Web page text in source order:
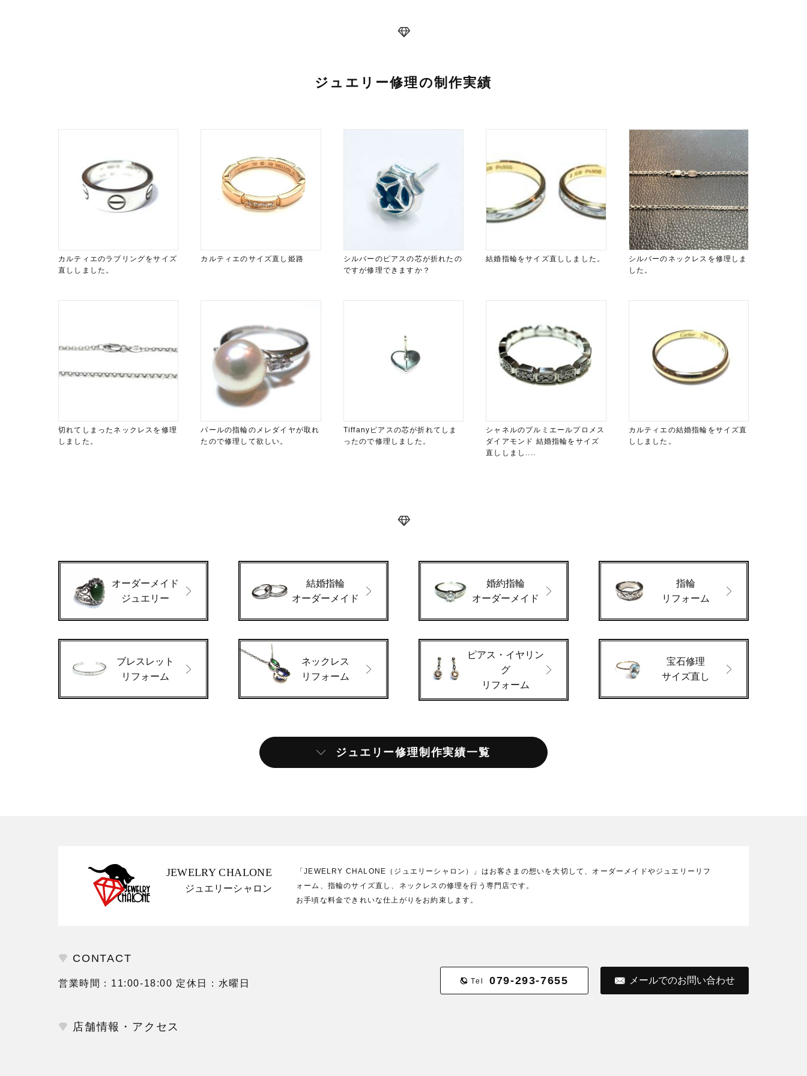
ジュエリー修理の制作実績
カルティエのラブリングをサイズ
直ししました。
カルティエのサイズ直し姫路
シルバーのピアスの芯が折れたの
ですが修理できますか？
結婚指輪をサイズ直ししました。
シルバーのネックレスを修理しま
した。
切れてしまったネックレスを修理
しました。
パールの指輪のメレダイヤが取れ
たので修理して欲しい。
Tiffanyピアスの芯が折れてしま
ったので修理しました。
シャネルのプルミエールプロメス
ダイアモンド 結婚指輪をサイズ
直ししまし....
カルティエの結婚指輪をサイズ直
ししました。
オーダーメイド
ジュエリー
結婚指輪
オーダーメイド
婚約指輪
オーダーメイド
指輪
リフォーム
ブレスレット
リフォーム
ネックレス
リフォーム
ピアス・イヤリン
グ
リフォーム
宝石修理
サイズ直し
ジュエリー修理制作実績一覧
JEWELRY CHALONE
ジュエリーシャロン
「JEWELRY CHALONE（ジュエリーシャロン）」はお客さまの想いを大切して、オーダーメイドやジュエリーリフ
ォーム、指輪のサイズ直し、ネックレスの修理を行う専門店です。
お手頃な料金できれいな仕上がりをお約束します。
CONTACT
営業時間：11:00-18:00 定休日：水曜日 Tel 079-293-7655 メールでのお問い合わせ
店舗情報・アクセス